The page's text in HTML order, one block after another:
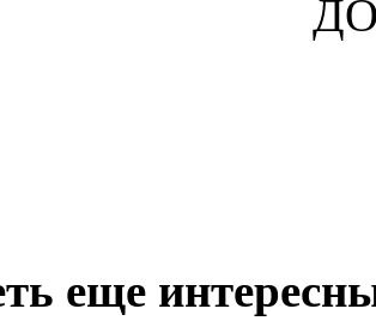
еще